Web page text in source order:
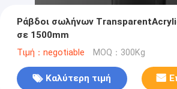
Ράβδοι σωλήνων
σε 1500mm
Τιμή：negotiable MOQ：300Kg
Καλύτερη τιμή